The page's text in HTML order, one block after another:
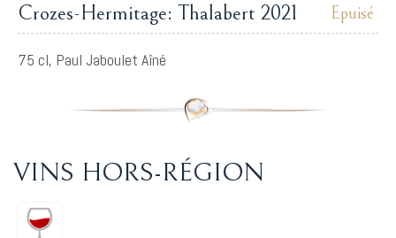
Crozes-Hermitage: Thalabert 2021 Epuisé
75 cl, Paul Jaboulet Aîné
VINS HORS-RÉGION